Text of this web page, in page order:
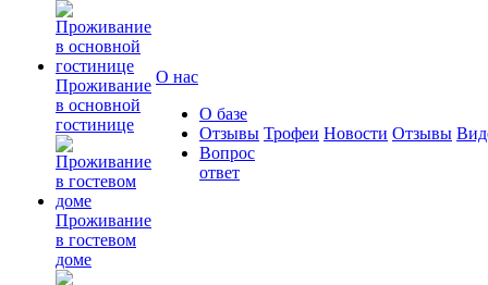
Проживание
в основной
гостинице
Проживание
в гостевом
доме
О нас
О базе
Отзывы
Вопрос
ответ
Трофеи Новости Отзывы